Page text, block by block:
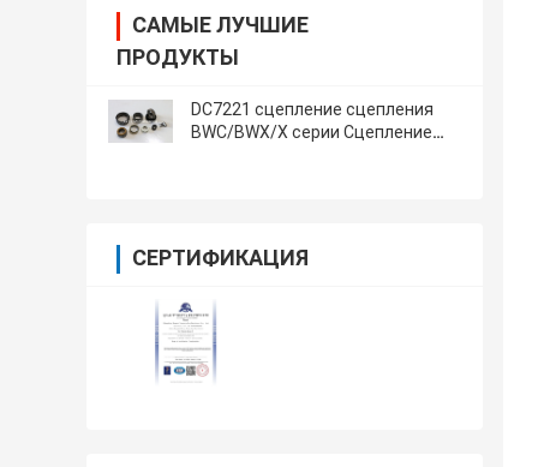
САМЫЕ ЛУЧШИЕ
ПРОДУКТЫ
DC7221 сцепление сцепления
BWC/BWX/X серии Сцепление
СЕРТИФИКАЦИЯ